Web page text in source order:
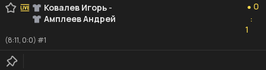
Ковалев Игорь -
Амплеев Андрей
● 0
:
1
(8:11, 0:0) #1